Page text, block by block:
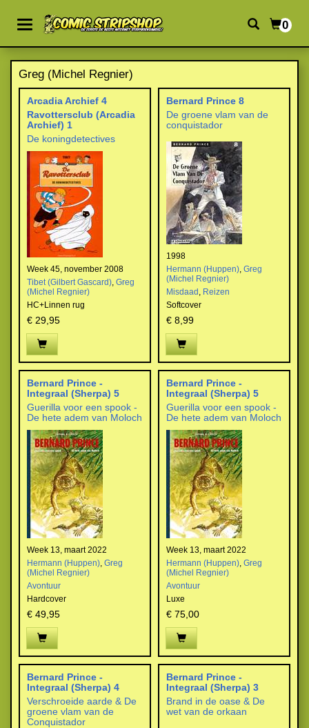
0
Greg (Michel Regnier)
Arcadia Archief 4
Ravottersclub (Arcadia
Archief) 1
De koningdetectives
Week 45, november 2008
Tibet (Gilbert Gascard), Greg
(Michel Regnier)
HC+Linnen rug
€ 29,95
Bernard Prince 8
De groene vlam van de
conquistador
1998
Hermann (Huppen), Greg
(Michel Regnier)
Misdaad , Reizen
Softcover
€ 8,99
Bernard Prince -
Integraal (Sherpa) 5
Guerilla voor een spook -
De hete adem van Moloch
Week 13, maart 2022
Hermann (Huppen), Greg
(Michel Regnier)
Avontuur
Hardcover
€ 49,95
Bernard Prince -
Integraal (Sherpa) 5
Guerilla voor een spook -
De hete adem van Moloch
Week 13, maart 2022
Hermann (Huppen), Greg
(Michel Regnier)
Avontuur
Luxe
€ 75,00
Bernard Prince -
Integraal (Sherpa) 4
Verschroeide aarde & De
groene vlam van de
Conquistador
Bernard Prince -
Integraal (Sherpa) 3
Brand in de oase & De
wet van de orkaan